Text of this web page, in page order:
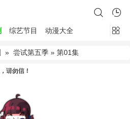
综艺节目 动漫大全
» 尝试第五季 » 第01集